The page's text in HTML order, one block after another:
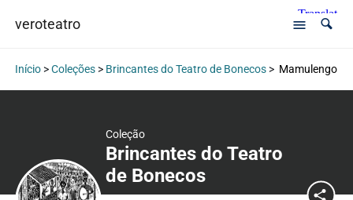
veroteatro
Início>Coleções> Brincantes do Teatro de Bonecos> Mamulengo
Coleção
Brincantes do Teatro
de Bonecos